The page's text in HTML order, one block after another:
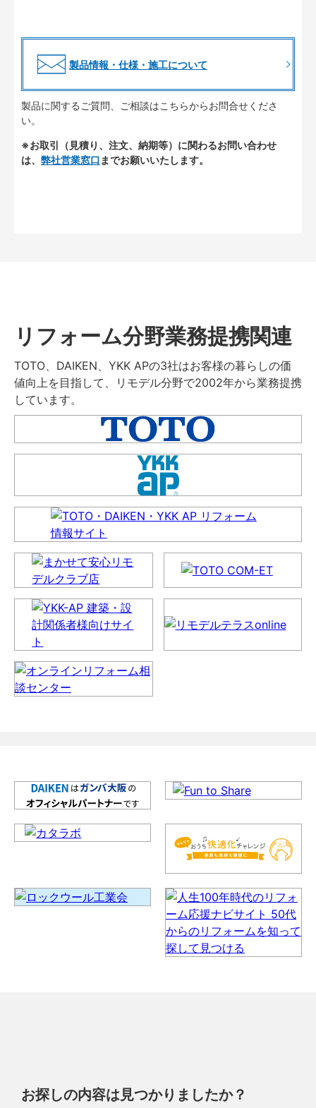
製品情報・仕様・施工について
製品に関するご質問、ご相談はこちらからお問合せくださ
い。
※お取引（見積り、注文、納期等）に関わるお問い合わせ
は、 弊社営業窓口 までお願いいたします。
リフォーム分野業務提携関連
TOTO、DAIKEN、YKK APの3社はお客様の暮らしの価
値向上を目指して、リモデル分野で2002年から業務提携
しています。
お探しの内容は見つかりましたか？